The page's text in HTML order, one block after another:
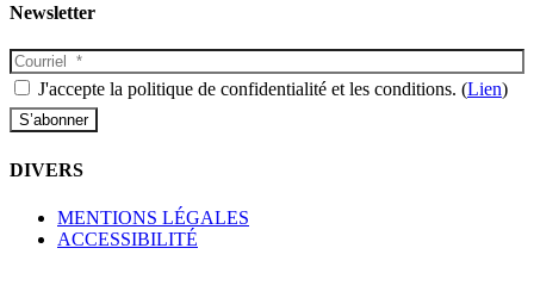
Newsletter
J'accepte la politique de confidentialité et les conditions. (Lien)
DIVERS
MENTIONS LÉGALES
ACCESSIBILITÉ